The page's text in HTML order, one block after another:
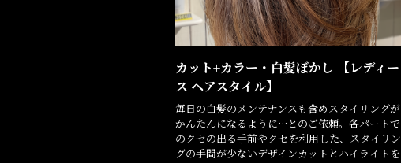
カット+カラー・白髪ぼかし 【レディー
ス ヘアスタイル】
毎日の白髪のメンテナンスも含めスタイリングが
かんたんになるように…とのご依頼。各パートで
のクセの出る手前やクセを利用した、スタイリン
グの手間が少ないデザインカットとハイライトを